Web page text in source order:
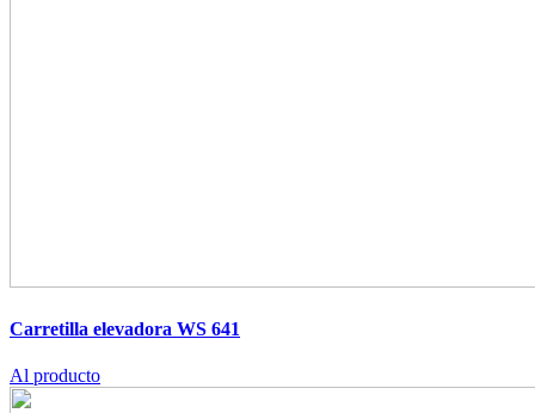
Carretilla elevadora WS 641
Al producto